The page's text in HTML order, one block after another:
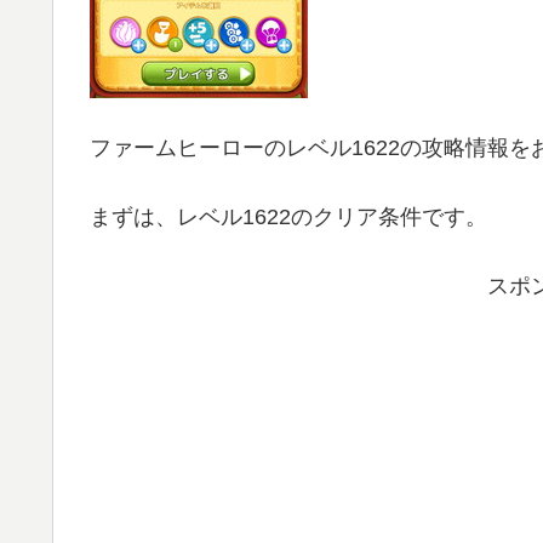
ファームヒーローのレベル1622の攻略情報を
まずは、レベル1622のクリア条件です。
スポ